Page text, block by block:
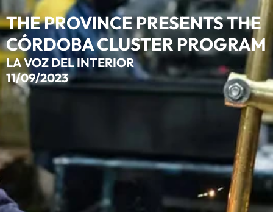
THE PROVINCE PRESENTS THE
CÓRDOBA CLUSTER PROGRAM
LA VOZ DEL INTERIOR
11/09/2023